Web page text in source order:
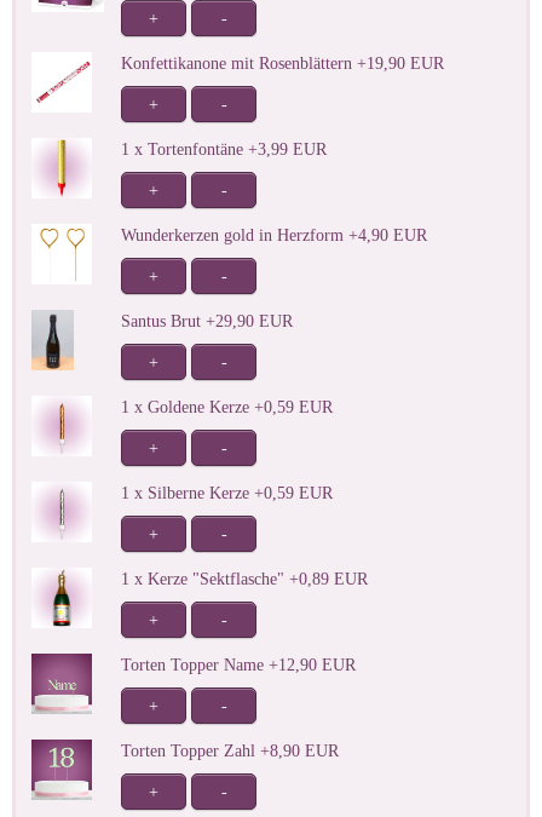
+ -
Konfettikanone mit Rosenblättern +19,90 EUR
+ -
1 x Tortenfontäne +3,99 EUR
+ -
Wunderkerzen gold in Herzform +4,90 EUR
+ -
Santus Brut +29,90 EUR
+ -
1 x Goldene Kerze +0,59 EUR
+ -
1 x Silberne Kerze +0,59 EUR
+ -
1 x Kerze "Sektflasche" +0,89 EUR
+ -
Torten Topper Name +12,90 EUR
+ -
Torten Topper Zahl +8,90 EUR
+ -